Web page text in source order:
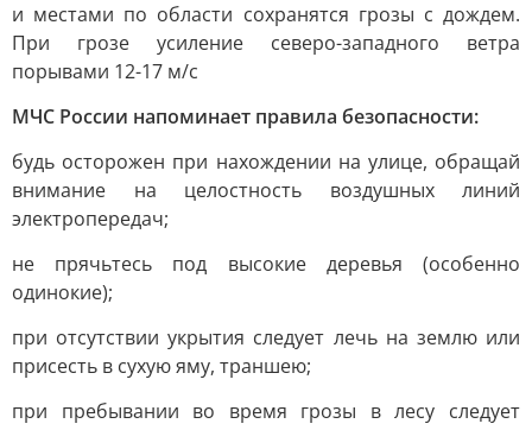
и местами по области сохранятся грозы с дождем.
При грозе усиление северо-западного ветра
порывами 12-17 м/с
МЧС России напоминает правила безопасности:
будь осторожен при нахождении на улице, обращай
внимание на целостность воздушных линий
электропередач;
не прячьтесь под высокие деревья (особенно
одинокие);
при отсутствии укрытия следует лечь на землю или
присесть в сухую яму, траншею;
при пребывании во время грозы в лесу следует